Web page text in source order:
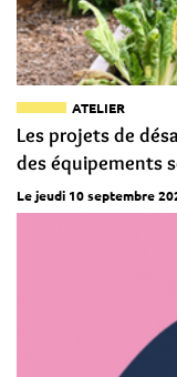
ATELIER
Les projets de
des équipements
Le jeudi 10 septembre